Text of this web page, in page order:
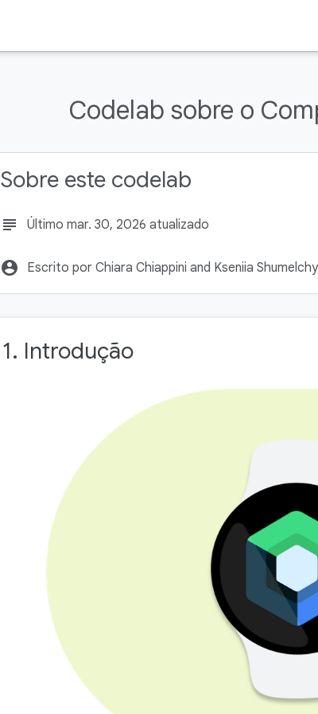
Codelab sobre o
Sobre este codelab
subject Último mar. 30, 2026 atualizado
account_circle Escrito por Chiara Chiappini and Kseniia
1. Introdução